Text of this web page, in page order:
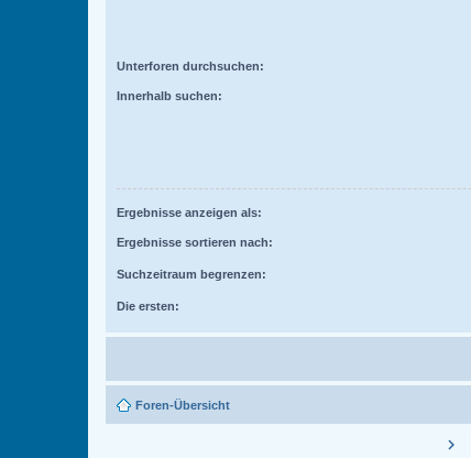
Unterforen durchsuchen:
Innerhalb suchen:
Ergebnisse anzeigen als:
Ergebnisse sortieren nach:
Suchzeitraum begrenzen:
Die ersten:
Foren-Übersicht
chevron_right